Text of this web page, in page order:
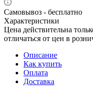
Самовывоз - бесплатно
Характеристики
Цена действительна
отличаться от цен в
Описание
Как купить
Оплата
Доставка